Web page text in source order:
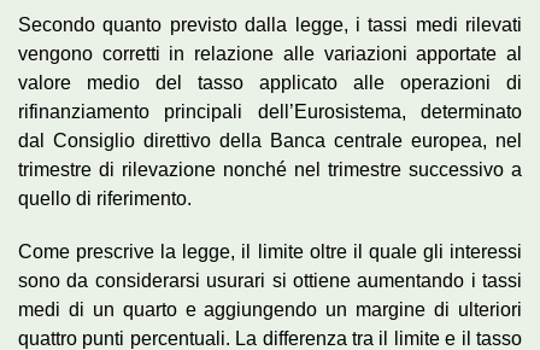
Secondo quanto previsto dalla legge, i tassi medi rilevati
vengono corretti in relazione alle variazioni apportate al
valore medio del tasso applicato alle operazioni di
rifinanziamento principali dell’Eurosistema, determinato
dal Consiglio direttivo della Banca centrale europea, nel
trimestre di rilevazione nonché nel trimestre successivo a
quello di riferimento.
Come prescrive la legge, il limite oltre il quale gli interessi
sono da considerarsi usurari si ottiene aumentando i tassi
medi di un quarto e aggiungendo un margine di ulteriori
quattro punti percentuali. La differenza tra il limite e il tasso